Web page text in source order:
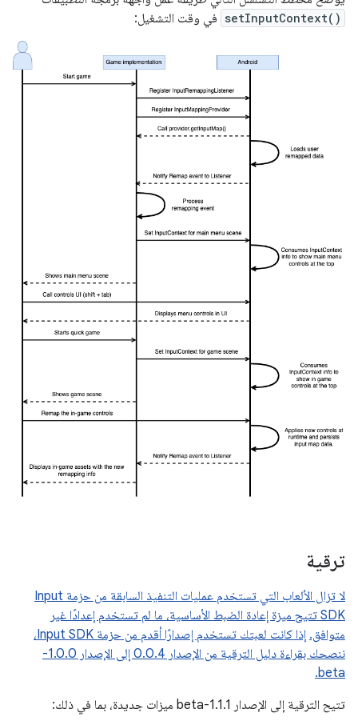
setInputContext() في وقت التشغيل:
ترقية
لا تزال الألعاب التي تستخدم عمليات التنفيذ السابقة من حزمة Input
SDK تتيح ميزة إعادة الضبط الأساسية، ما لم تستخدم إعدادًا غير
متوافق.
إذا كانت لعبتك تستخدم إصدارًا أقدم من حزمة Input SDK،
ننصحك بقراءة دليل الترقية من الإصدار 0.0.4 إلى الإصدار 1.0.0-
beta.
تتيح الترقية إلى الإصدار 1.1.1-beta ميزات جديدة، بما في ذلك: